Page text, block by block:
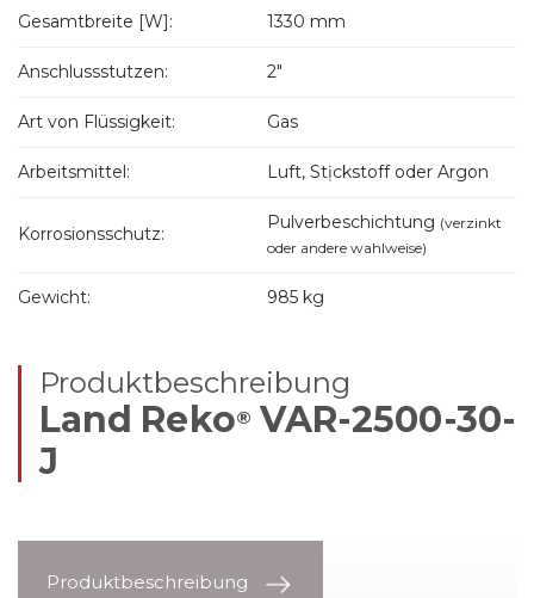
Gesamtbreite [W]: 1330 mm
Anschlussstutzen: 2"
Art von Flüssigkeit: Gas
Arbeitsmittel: Luft, Stịckstoff oder Argon
Korrosionsschutz:
Pulverbeschichtung (verzinkt
oder andere wahlweise)
Gewicht: 985 kg
Produktbeschreibung
Land Reko® VAR-2500-30-
J
Produktbeschreibung